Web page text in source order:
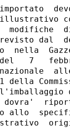
illustrativo
modifiche
dal
nella
7
nazionale
della
allo